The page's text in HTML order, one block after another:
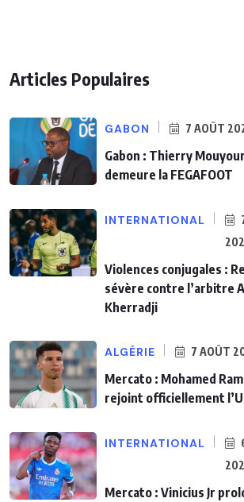
Articles Populaires
GABON 7 AOÛT
Gabon : Thierry
demeure la FEGAFOOT
INTERNATIONAL
Violences conjugales :
sévère contre l’arbitre
Kherradji
ALGÉRIE 7 AOÛT
Mercato : Mohamed
rejoint officiellement
INTERNATIONAL
Mercato : Vinicius Jr